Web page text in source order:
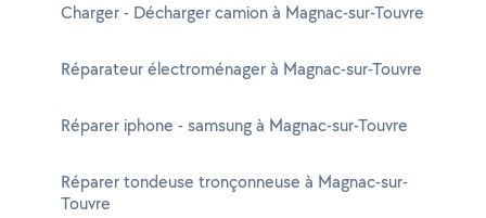
Charger - Décharger camion à Magnac-sur-Touvre
Réparateur électroménager à Magnac-sur-Touvre
Réparer iphone - samsung à Magnac-sur-Touvre
Réparer tondeuse tronçonneuse à Magnac-sur-
Touvre